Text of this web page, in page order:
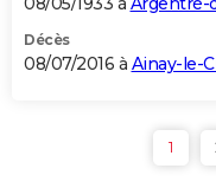
Décès
08/07/2016 à Ainay-le-
1